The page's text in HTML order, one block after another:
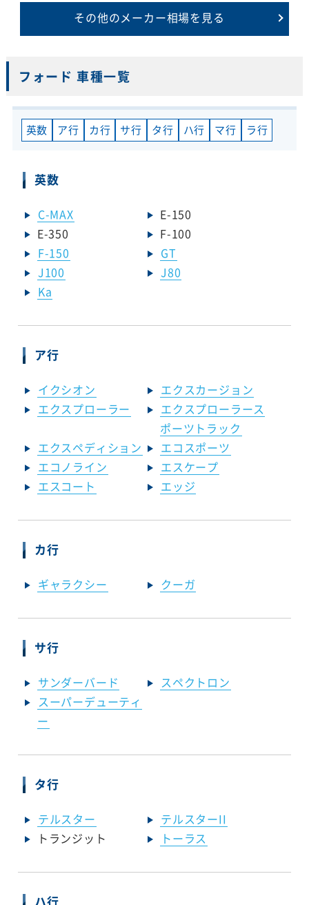
その他のメーカー相場を見る
フォード 車種一覧
英数 ア行 カ行 サ行 タ行 ハ行 マ行 ラ行
英数
C-MAX
E-150
E-350
F-100
F-150
GT
J100
J80
Ka
ア行
イクシオン
エクスカージョン
エクスプローラー
エクスプローラース
ポーツトラック
エクスペディション
エコスポーツ
エコノライン
エスケープ
エスコート
エッジ
カ行
ギャラクシー クーガ
サ行
サンダーバード
スペクトロン
スーパーデューティ
ー
タ行
テルスター
テルスターII
トランジット
トーラス
ハ行